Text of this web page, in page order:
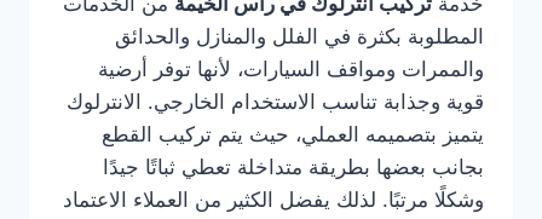
المطلوبة بكثرة في الفلل والمنازل والحدائق
والممرات ومواقف السيارات، لأنها توفر أرضية
قوية وجذابة تناسب الاستخدام الخارجي. الانترلوك
يتميز بتصميمه العملي، حيث يتم تركيب القطع
بجانب بعضها بطريقة متداخلة تعطي ثباتًا جيدًا
وشكلًا مرتبًا. لذلك يفضل الكثير من العملاء الاعتماد